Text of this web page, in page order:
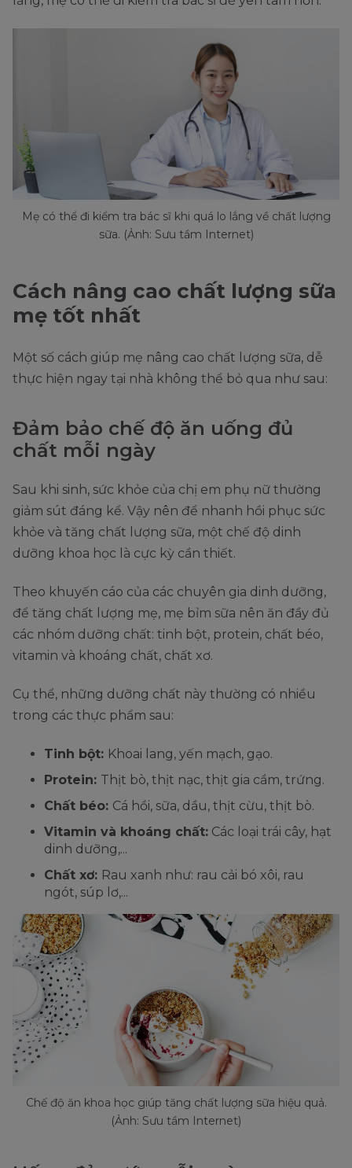
Mẹ có thể đi kiểm tra bác sĩ khi quá lo lắng về chất lượng
sữa. (Ảnh: Sưu tầm Internet)
Cách nâng cao chất lượng sữa
mẹ tốt nhất
Một số cách giúp mẹ nâng cao chất lượng sữa, dễ
thực hiện ngay tại nhà không thể bỏ qua như sau:
Đảm bảo chế độ ăn uống đủ
chất mỗi ngày
Sau khi sinh, sức khỏe của chị em phụ nữ thường
giảm sút đáng kể. Vậy nên để nhanh hồi phục sức
khỏe và tăng chất lượng sữa, một chế độ dinh
dưỡng khoa học là cực kỳ cần thiết.
Theo khuyến cáo của các chuyên gia dinh dưỡng,
để tăng chất lượng mẹ, mẹ bỉm sữa nên ăn đầy đủ
các nhóm dưỡng chất: tinh bột, protein, chất béo,
vitamin và khoáng chất, chất xơ.
Cụ thể, những dưỡng chất này thường có nhiều
trong các thực phẩm sau:
Tinh bột: Khoai lang, yến mạch, gạo.
Protein: Thịt bò, thịt nạc, thịt gia cầm, trứng.
Chất béo: Cá hồi, sữa, dầu, thịt cừu, thịt bò.
Vitamin và khoáng chất: Các loại trái cây, hạt
dinh dưỡng,...
Chất xơ: Rau xanh như: rau cải bó xôi, rau
ngót, súp lơ,...
Chế độ ăn khoa học giúp tăng chất lượng sữa hiệu quả.
(Ảnh: Sưu tầm Internet)